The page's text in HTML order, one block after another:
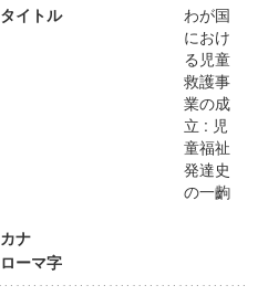
タイトル
わが国
におけ
る児童
救護事
業の成
立 : 児
童福祉
発達史
の一齣
カナ
ローマ字